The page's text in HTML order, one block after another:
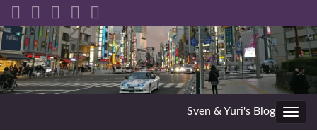
Sven & Yuri's Blog